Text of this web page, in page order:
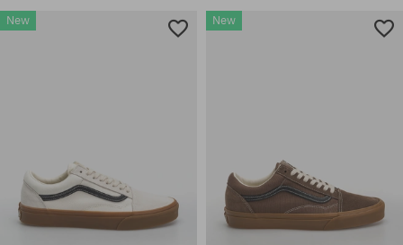
Mărimi existente:
Mărimi existente:
New New